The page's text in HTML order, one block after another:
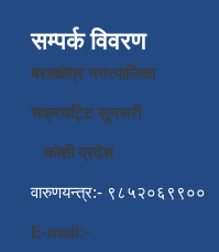
सम्पर्क विवरण
बराहक्षेत्र नगरपालिका
चक्रघट्टि सुनसरी
कोशी प्रदेश
वारुणयन्त्र:- ९८५२०६९९००
E-mail:-